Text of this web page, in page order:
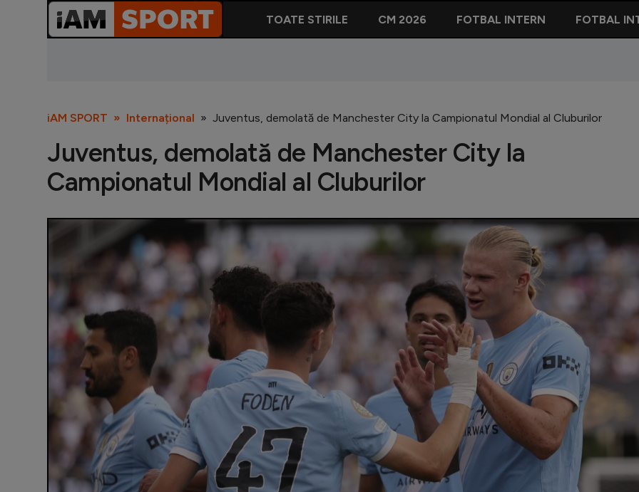
TOATE STIRILE CM 2026 FOTBAL INTERN FOTBAL
iAM SPORT Internațional Juventus, demolată de Manchester City la Campionatul Mondial al Cluburilor
Juventus, demolată de Manchester City la
Campionatul Mondial al Cluburilor